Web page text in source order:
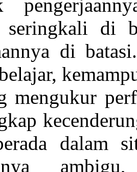
seringkali di
di
mengukur
dalam